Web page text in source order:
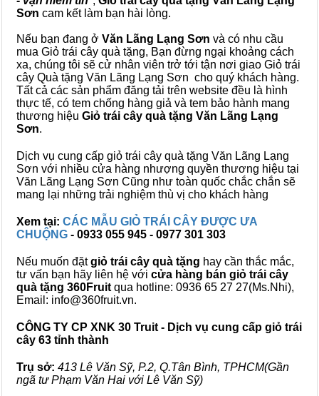
Sơn cam kết làm bạn hài lòng.
Nếu bạn đang ở Văn Lãng Lạng Sơn và có nhu cầu
mua Giỏ trái cây quà tặng, Bạn đừng ngại khoảng cách
xa, chúng tôi sẽ cử nhân viên trở tới tận nơi giao Giỏ trái
cây Quà tặng Văn Lãng Lạng Sơn cho quý khách hàng.
Tất cả các sản phẩm đăng tải trên website đều là hình
thực tế, có tem chống hàng giả và tem bảo hành mang
thương hiệu Giỏ trái cây quà tặng Văn Lãng Lạng
Sơn.
Dịch vụ cung cấp giỏ trái cây quà tặng Văn Lãng Lạng
Sơn với nhiều cửa hàng nhượng quyền thương hiệu tại
Văn Lãng Lạng Sơn Cũng như toàn quốc chắc chắn sẽ
mang lại những trải nghiệm thù vị cho khách hàng
Xem tại: CÁC MẪU GIỎ TRÁI CÂY ĐƯỢC ƯA
CHUỘNG - 0933 055 945 - 0977 301 303
Nếu muốn đặtgiỏ trái cây quà tặng hay cần thắc mắc,
tư vấn bạn hãy liên hệ với cửa hàng bán giỏ trái cây
quà tặng 360Fruit qua hotline: 0936 65 27 27(Ms.Nhi),
Email: info@360fruit.vn.
CÔNG TY CP XNK 30 Truit - Dịch vụ cung cấp giỏ trái
cây 63 tỉnh thành
Trụ sở: 413 Lê Văn Sỹ, P.2, Q.Tân Bình, TPHCM(Gần
ngã tư Phạm Văn Hai với Lê Văn Sỹ)